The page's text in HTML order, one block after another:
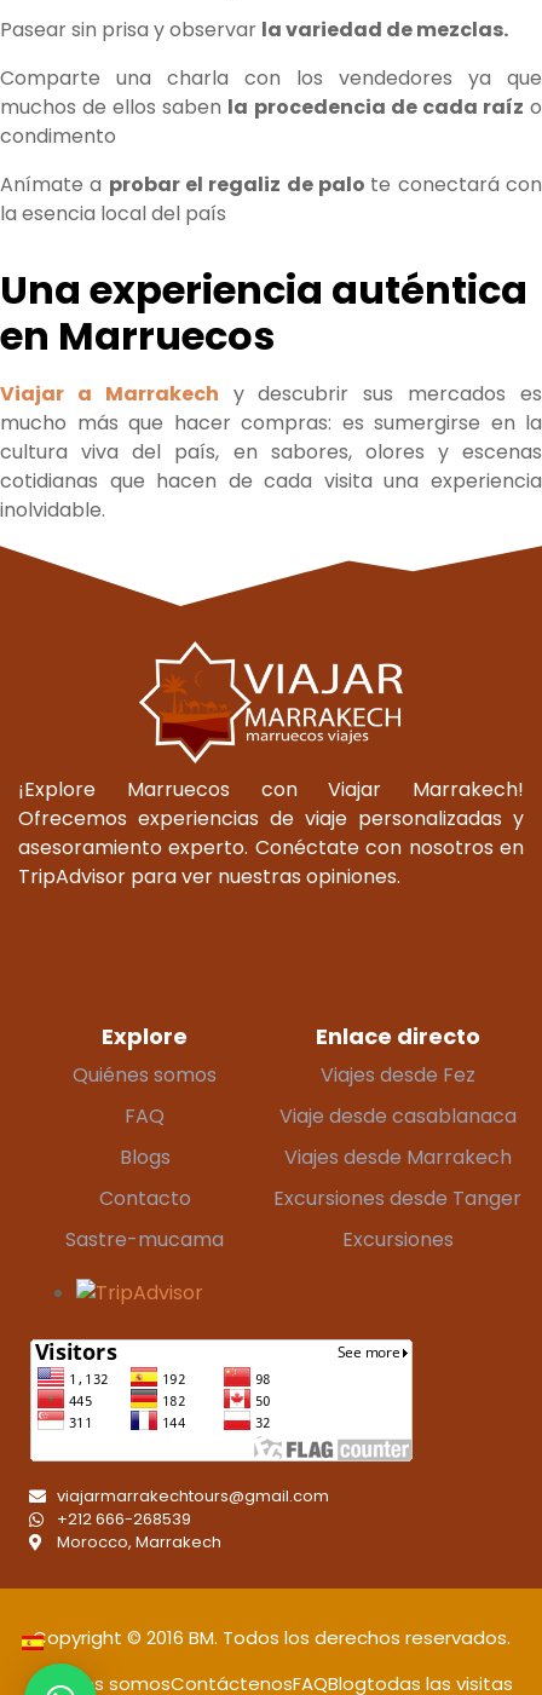
Pasear sin prisa y observar la variedad de mezclas.
Comparte una charla con los vendedores ya que
muchos de ellos saben la procedencia de cada raíz o
condimento
Anímate a probar el regaliz de palo te conectará con
la esencia local del país
Una experiencia auténtica
en Marruecos
Viajar a Marrakech y descubrir sus mercados es
mucho más que hacer compras: es sumergirse en la
cultura viva del país, en sabores, olores y escenas
cotidianas que hacen de cada visita una experiencia
inolvidable.
¡Explore Marruecos con Viajar Marrakech!
Ofrecemos experiencias de viaje personalizadas y
asesoramiento experto. Conéctate con nosotros en
TripAdvisor para ver nuestras opiniones.
Explore
Quiénes somos
FAQ
Blogs
Contacto
Sastre-mucama
Enlace directo
Viajes desde Fez
Viaje desde casablanaca
Viajes desde Marrakech
Excursiones desde Tanger
Excursiones
viajarmarrakechtours@gmail.com
+212 666-268539
Morocco, Marrakech
Copyright © 2016 BM. Todos los derechos reservados.
Quiénes somosContáctenosFAQBlogtodas las visitas